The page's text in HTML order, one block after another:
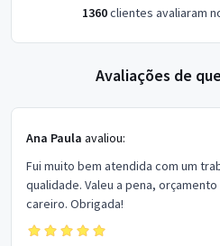
1360clientes avaliaram
Avaliações de
Ana Paula avaliou:
Fui muito bem atendida com um
qualidade. Valeu a pena,
careiro. Obrigada!